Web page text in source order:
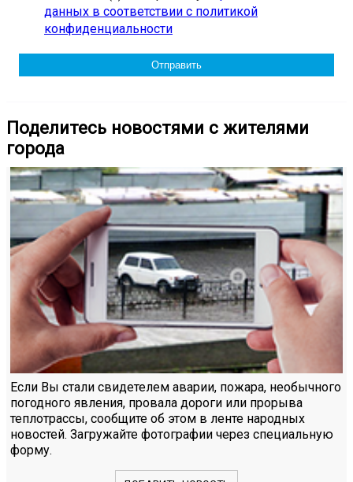
данных в соответствии с политикой
конфиденциальности
Поделитесь новостями с жителями
города
Если Вы стали свидетелем аварии, пожара, необычного
погодного явления, провала дороги или прорыва
теплотрассы, сообщите об этом в ленте народных
новостей. Загружайте фотографии через специальную
форму.